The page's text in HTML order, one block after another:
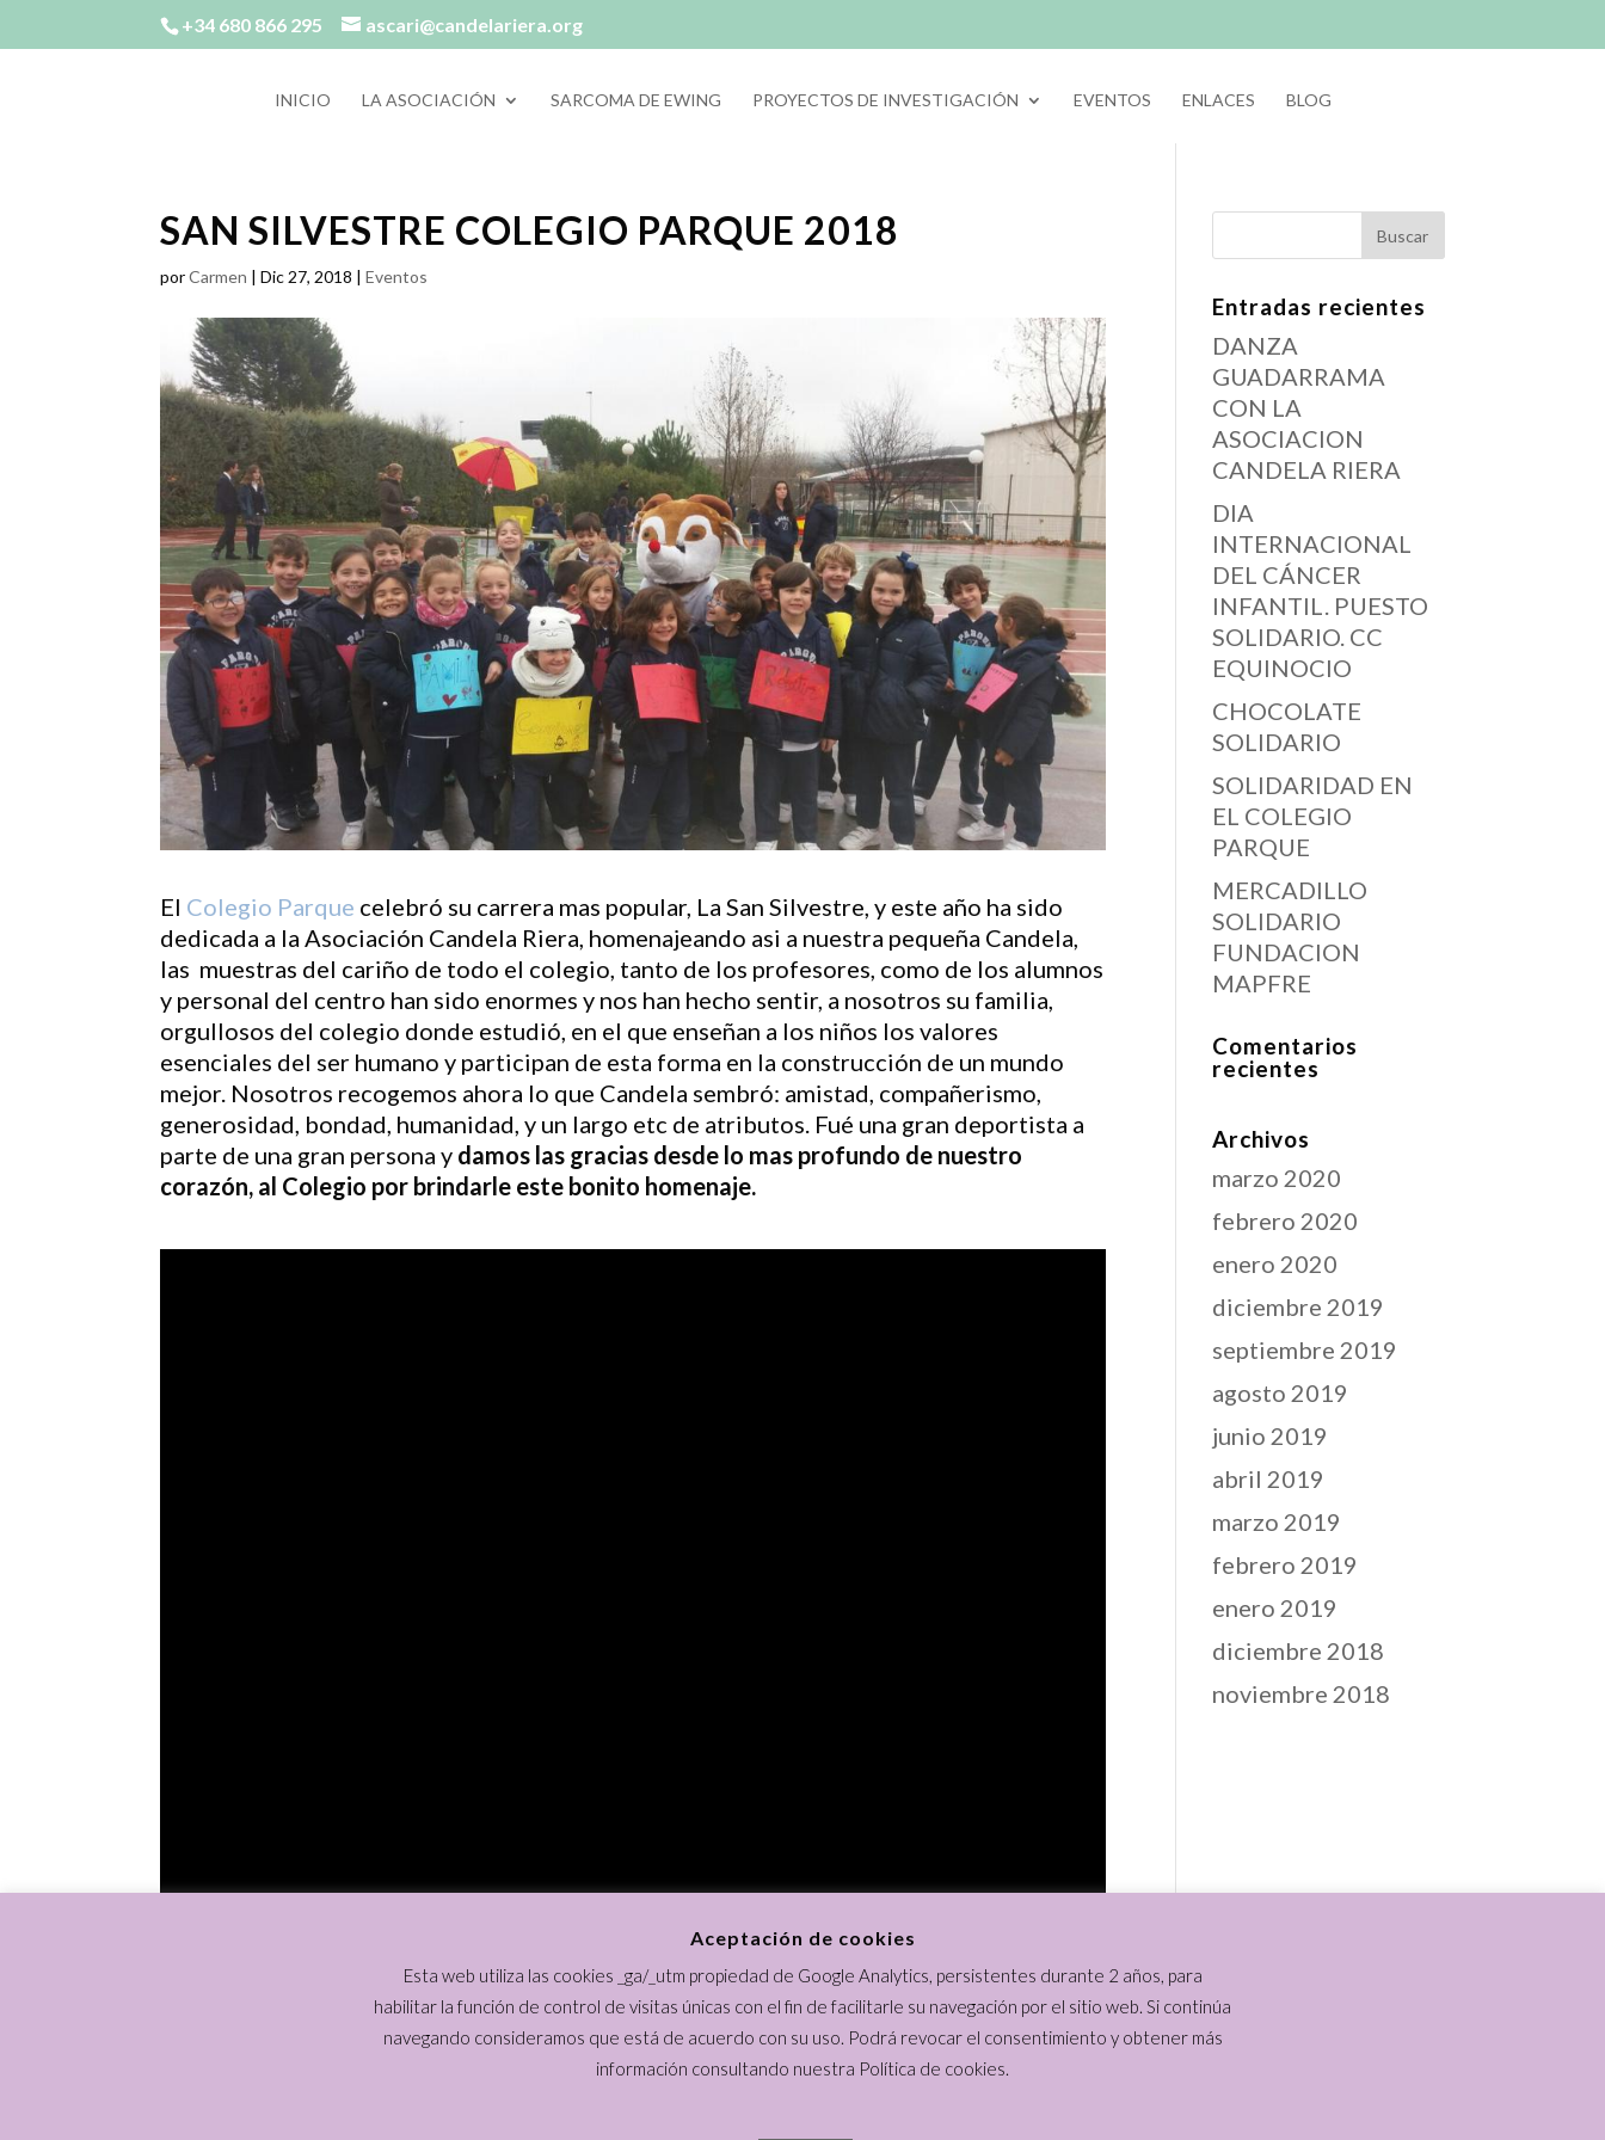
+34 680 866 295 ascari@candelariera.org
INICIO LA ASOCIACIÓN SARCOMA DE EWING PROYECTOS DE INVESTIGACIÓN EVENTOS ENLACES BLOG
SAN SILVESTRE COLEGIO PARQUE 2018
porCarmen |Dic 27, 2018 |Eventos
El Colegio Parque celebró su carrera mas popular, La San Silvestre, y este año ha sido
dedicada a la Asociación Candela Riera, homenajeando asi a nuestra pequeña Candela,
las muestras del cariño de todo el colegio, tanto de los profesores, como de los alumnos
y personal del centro han sido enormes y nos han hecho sentir, a nosotros su familia,
orgullosos del colegio donde estudió, en el que enseñan a los niños los valores
esenciales del ser humano y participan de esta forma en la construcción de un mundo
mejor. Nosotros recogemos ahora lo que Candela sembró: amistad, compañerismo,
generosidad, bondad, humanidad, y un largo etc de atributos. Fué una gran deportista a
parte de una gran persona y damos las gracias desde lo mas profundo de nuestro
corazón, al Colegio por brindarle este bonito homenaje.
Entradas recientes
DANZA
GUADARRAMA
CON LA
ASOCIACION
CANDELA RIERA
DIA
INTERNACIONAL
DEL CÁNCER
INFANTIL. PUESTO
SOLIDARIO. CC
EQUINOCIO
CHOCOLATE
SOLIDARIO
SOLIDARIDAD EN
EL COLEGIO
PARQUE
MERCADILLO
SOLIDARIO
FUNDACION
MAPFRE
Comentarios
recientes
Archivos
marzo 2020
febrero 2020
enero 2020
diciembre 2019
septiembre 2019
agosto 2019
junio 2019
abril 2019
marzo 2019
febrero 2019
enero 2019
diciembre 2018
noviembre 2018
Aceptación de cookies
Esta web utiliza las cookies _ga/_utm propiedad de Google Analytics, persistentes durante 2 años, para
habilitar la función de control de visitas únicas con el fin de facilitarle su navegación por el sitio web. Si continúa
navegando consideramos que está de acuerdo con su uso. Podrá revocar el consentimiento y obtener más
información consultando nuestra Política de cookies.